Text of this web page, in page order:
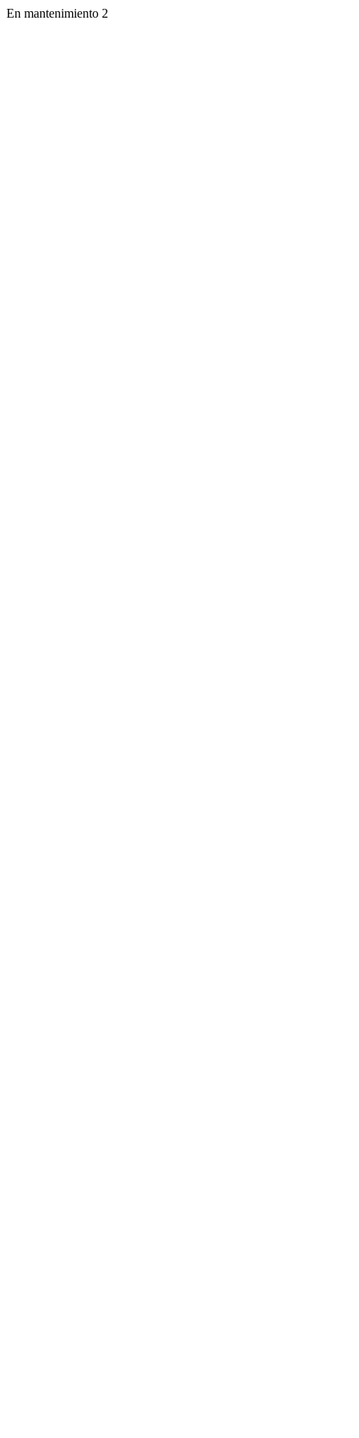
En mantenimiento 2